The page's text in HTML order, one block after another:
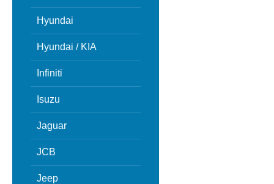
Hyundai
Hyundai / KIA
Infiniti
Isuzu
Jaguar
JCB
Jeep